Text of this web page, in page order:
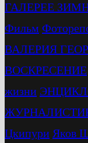
ГАЛЕРЕЕ
Фильм
ВАЛЕРИЯ
ВОСКРЕСЕНИЕ
жизни
Цкипури Яков